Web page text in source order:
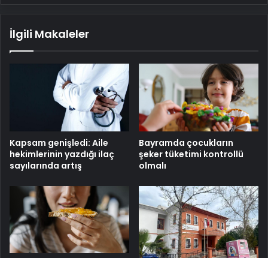
İlgili Makaleler
Kapsam genişledi: Aile
hekimlerinin yazdığı ilaç
sayılarında artış
Bayramda çocukların
şeker tüketimi kontrollü
olmalı